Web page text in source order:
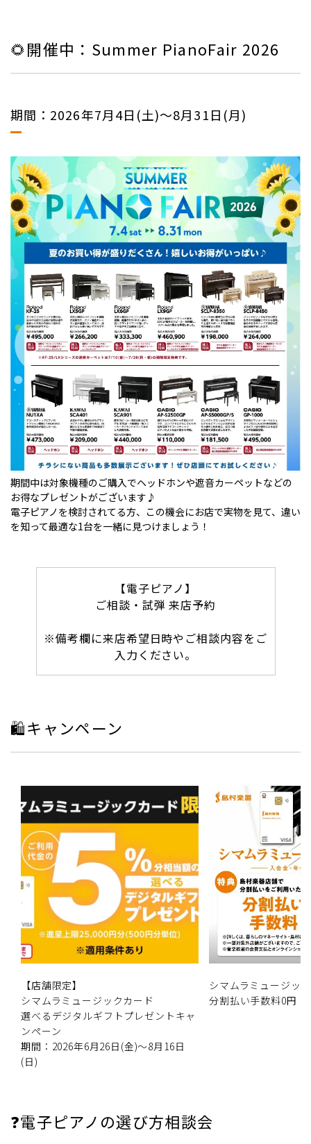
🌻開催中：Summer PianoFair 2026
期間：2026年7月4日(土)～8月31日(月)
期間中は対象機種のご購入でヘッドホンや遮音カーペットなどの
お得なプレゼントがございます♪
電子ピアノを検討されてる方、この機会にお店で実物を見て、違い
を知って最適な1台を一緒に見つけましょう！
【電子ピアノ】
ご相談・試弾 来店予約
※備考欄に来店希望日時やご相談内容をご
入力ください。
🛍️キャンペーン
【店舗限定】
シマムラミュージックカード
選べるデジタルギフトプレゼントキャ
ンペーン
期間：2026年6月26日(金)～8月16日
(日)
シマムラミュージッ
分割払い手数料0円
❓電子ピアノの選び方相談会